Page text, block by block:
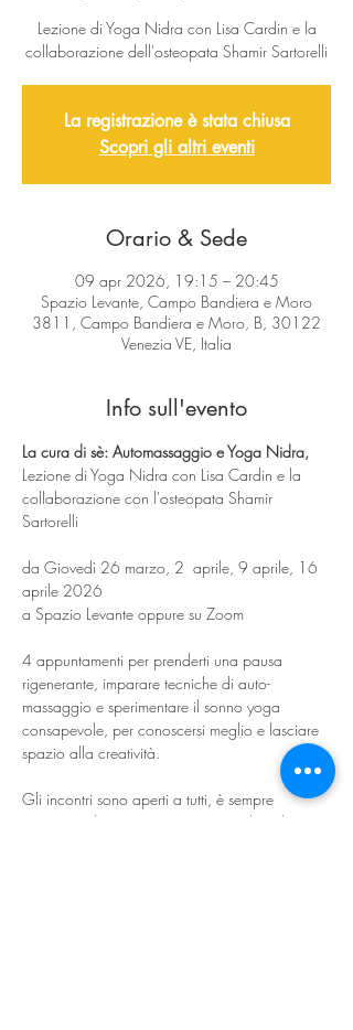
Lezione di Yoga Nidra con Lisa Cardin e la
collaborazione dell'osteopata Shamir Sartorelli
La registrazione è stata chiusa
Scopri gli altri eventi
Orario & Sede
09 apr 2026, 19:15 – 20:45
Spazio Levante, Campo Bandiera e Moro
3811, Campo Bandiera e Moro, B, 30122
Venezia VE, Italia
Info sull'evento
La cura di sè: Automassaggio e Yoga Nidra,
Lezione di Yoga Nidra con Lisa Cardin e la
collaborazione con l'osteopata Shamir
Sartorelli
da Giovedì 26 marzo, 2  aprile, 9 aprile, 16
aprile 2026
a Spazio Levante oppure su Zoom
4 appuntamenti per prenderti una pausa
rigenerante, imparare tecniche di auto-
massaggio e sperimentare il sonno yoga
consapevole, per conoscersi meglio e lasciare
spazio alla creatività.
Gli incontri sono aperti a tutti, è sempre
necessaria la prenotazione. Consigliata la